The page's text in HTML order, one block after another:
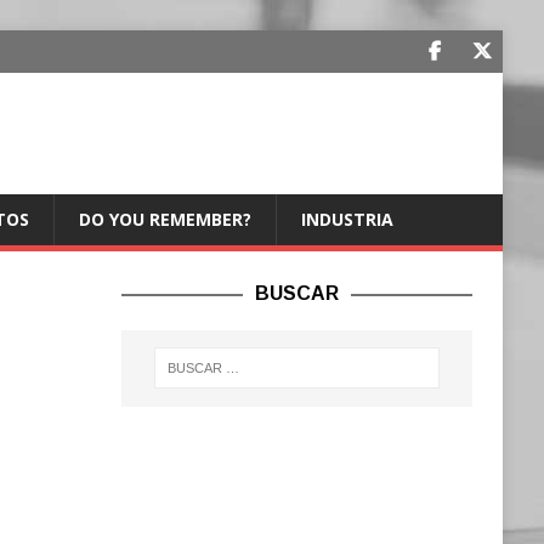
DO YOU REMEMBER? INDUSTRIA
BUSCAR